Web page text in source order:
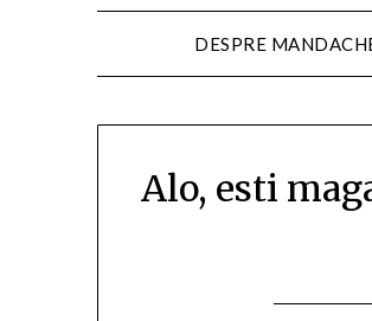
DESPRE
Alo, esti